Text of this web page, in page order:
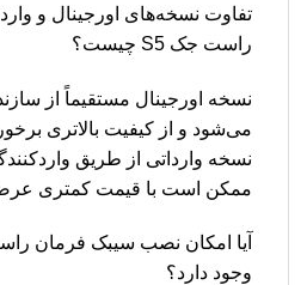
تفاوت نسخه‌های اورجینال و
راست جک S5 چیست؟
نسخه اورجینال مستقیماً از
می‌شود و از کیفیت بالاتری
نسخه وارداتی از طریق
ممکن است با قیمت کمتری
وجود دارد؟